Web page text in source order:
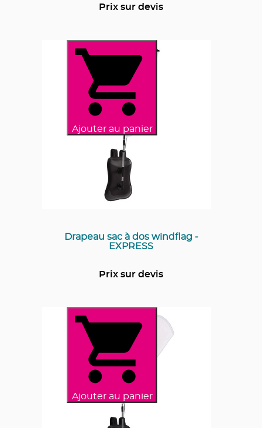
Prix sur devis
Ajouter au panier
Drapeau sac à dos windflag -
EXPRESS
Prix sur devis
Ajouter au panier